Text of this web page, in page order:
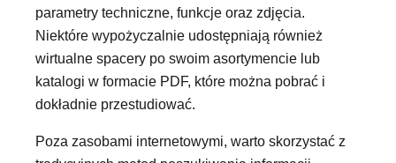
parametry techniczne, funkcje oraz zdjęcia.
Niektóre wypożyczalnie udostępniają również
wirtualne spacery po swoim asortymencie lub
katalogi w formacie PDF, które można pobrać i
dokładnie przestudiować.
Poza zasobami internetowymi, warto skorzystać z